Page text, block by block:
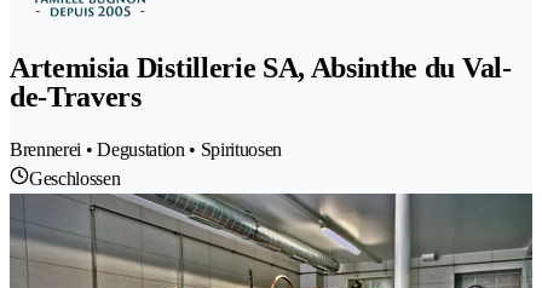
Artemisia Distillerie SA, Absinthe du Val-
de-Travers
Brennerei • Degustation • Spirituosen
Geschlossen